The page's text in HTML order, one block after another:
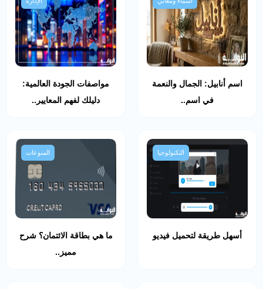
اسم أنابيل: الجمال والنعمة
في اسم..
مواصفات الجودة العالمية:
دليلك لفهم المعايير..
التكنولوجيا
أسهل طريقة لتحميل فيديو
المنوعات
ما هي بطاقة الائتمان؟ شرح
مميز..